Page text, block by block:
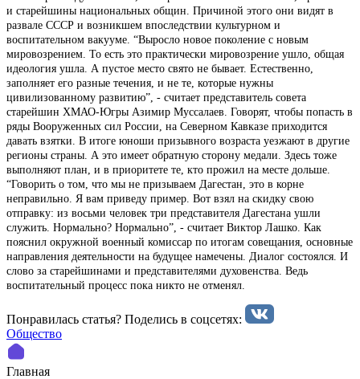
и старейшины национальных общин. Причиной этого они видят в
развале СССР и возникшем впоследствии культурном и
воспитательном вакууме. “Выросло новое поколение с новым
мировозрением. То есть это практически мировозрение ушло, общая
идеология ушла. А пустое место свято не бывает. Естественно,
заполняет его разные течения, и не те, которые нужны
цивилизованному развитию”, - считает представитель совета
старейшин ХМАО-Югры Азимир Муссалаев. Говорят, чтобы попасть в
ряды Вооруженных сил России, на Северном Кавказе приходится
давать взятки. В итоге юноши призывного возраста уезжают в другие
регионы страны. А это имеет обратную сторону медали. Здесь тоже
выполняют план, и в приоритете те, кто прожил на месте дольше.
“Говорить о том, что мы не призываем Дагестан, это в корне
неправильно. Я вам приведу пример. Вот взял на скидку свою
отправку: из восьми человек три представителя Дагестана ушли
служить. Нормально? Нормально”, - считает Виктор Лашко. Как
пояснил окружной военный комиссар по итогам совещания, основные
направления деятельности на будущее намечены. Диалог состоялся. И
слово за старейшинами и представителями духовенства. Ведь
воспитательный процесс пока никто не отменял.
Понравилась статья? Поделиcь в соцсетях:
Общество
Главная